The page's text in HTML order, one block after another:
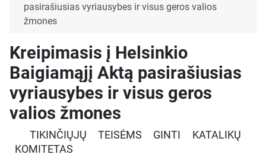
pasirašiusias vyriausybes ir visus geros valios
žmones
Kreipimasis į Helsinkio
Baigiamąjį Aktą pasirašiusias
vyriausybes ir visus geros
valios žmones
TIKINČIŲJŲ TEISĖMS GINTI KATALIKŲ
KOMITETAS